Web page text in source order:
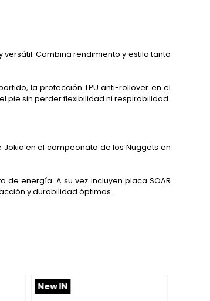
Combina rendimiento y estilo tanto
la protección TPU anti-rollover en el
pie sin perder flexibilidad ni respirabilidad.
Jokic en el campeonato de los Nuggets en
de energía. A su vez incluyen placa SOAR
y durabilidad óptimas.
New IN